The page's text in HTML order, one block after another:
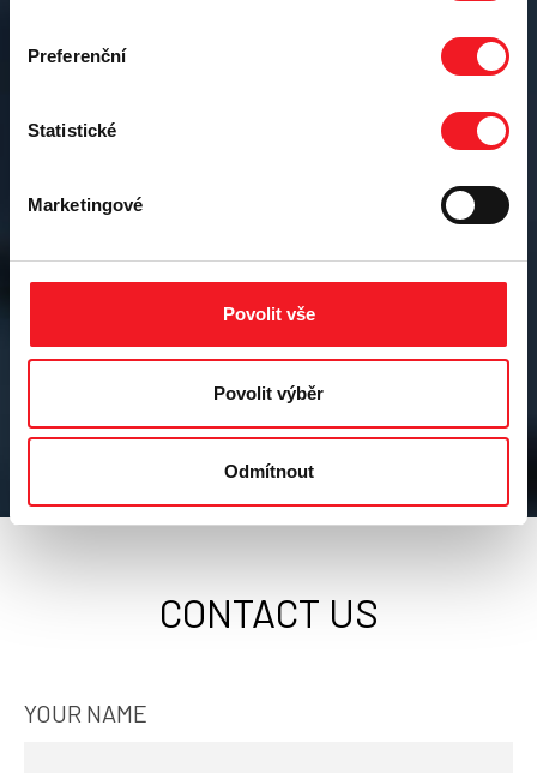
Preferenční
Statistické
Marketingové
Povolit vše
Povolit výběr
Odmítnout
CONTACT US
YOUR NAME